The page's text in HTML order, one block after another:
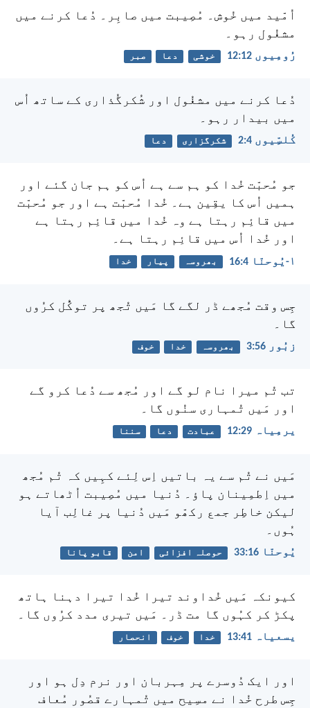
اُمّید میں خُوش۔ مُصِیبت میں صابِر۔ دُعا کرنے میں
مشغُول رہو۔
رُومِیوں 12:‏12 خوشی دعا صبر
دُعا کرنے میں مشغُول اور شُکرگُذاری کے ساتھ اُس
میں بیدار رہو۔
کُلسِّیوں 4:‏2 شکرگزاری دعا
جو مُحبّت خُدا کو ہم سے ہے اُس کو ہم جان گئے اور
ہمیں اُس کا یقِین ہے۔ خُدا مُحبّت ہے اور جو مُحبّت
میں قائِم رہتا ہے وہ خُدا میں قائِم رہتا ہے
اور خُدا اُس میں قائِم رہتا ہے۔
۱-یُوحنّا 4:‏16 بھروسہ پیار خدا
جِس وقت مُجھے ڈر لگے گا
مَیں تُجھ پر توکُّل کرُوں
گا۔
زبُور 56:‏3 بھروسہ خدا خوف
تب تُم میرا نام لو گے اور مُجھ سے دُعا کرو گے
اور مَیں تُمہاری سنُوں گا۔
یرمِیاہ 29:‏12 عبادت دعا سننا
مَیں نے تُم سے یہ باتیں اِس لِئے کہِیں کہ تُم مُجھ
میں اِطمِینان پاؤ۔ دُنیا میں مُصِیبت اُٹھاتے ہو
لیکن خاطِر جمع رکھّو مَیں دُنیا پر غالِب آیا
ہُوں۔
یُوحنّا 16:‏33 حوصلہ افزائی امن قابو پانا
کیونکہ مَیں خُداوند تیرا خُدا
تیرا دہنا ہاتھ
پکڑ کر کہُوں گا مت ڈر۔ مَیں تیری مدد کرُوں گا۔
یسعیاہ 41:‏13 خدا خوف انحصار
اور ایک دُوسرے پر مِہربان اور نرم دِل ہو اور
جِس طرح خُدا نے مسِیح میں تُمہارے قصُور مُعاف